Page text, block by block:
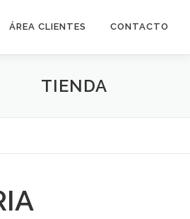
ÁREA CLIENTES CONTACTO
TIENDA